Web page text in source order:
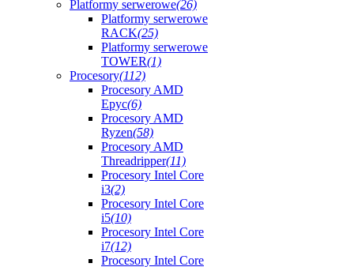
Platformy serwerowe(26)
Platformy serwerowe
RACK(25)
Platformy serwerowe
TOWER(1)
Procesory(112)
Procesory AMD
Epyc(6)
Procesory AMD
Ryzen(58)
Procesory AMD
Threadripper(11)
Procesory Intel Core
i3(2)
Procesory Intel Core
i5(10)
Procesory Intel Core
i7(12)
Procesory Intel Core